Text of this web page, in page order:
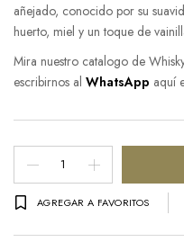
añejado, conocido por su
huerto, miel y un toque de
Mira nuestro catalogo de
escribirnos al WhatsApp aquí
Whisky
Dewar's
12
AGREGAR A FAVORITOS